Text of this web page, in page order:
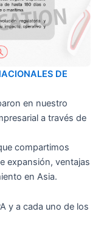
DE
en nuestro
a través de
compartimos
expansión, ventajas
en Asia.
y a cada uno de los